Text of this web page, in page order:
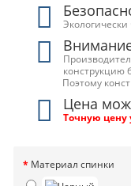
конструкцию
Поэтому
Цена
Точную цену
Материал спинки